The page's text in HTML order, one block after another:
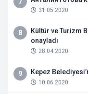
31.05.2020
8
Kültür ve Turizm
onayladı
28.04.2020
9 Kepez
10.06.2020